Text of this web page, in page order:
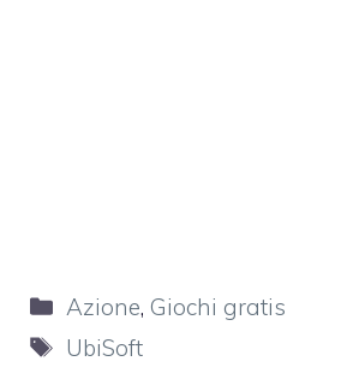
Categorie
Azione, Giochi gratis
Tag
UbiSoft